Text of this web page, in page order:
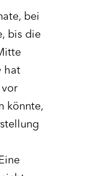
bei
bis die
hat
vor
könnte,